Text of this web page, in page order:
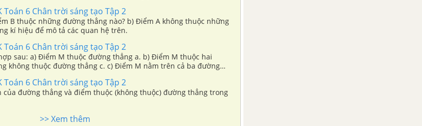
Toán 6 Chân trời sáng tạo Tập 2
B thuộc những đường thẳng nào? b) Điểm A không thuộc những
kí hiệu để mô tả các quan hệ trên.
Toán 6 Chân trời sáng tạo Tập 2
sau: a) Điểm M thuộc đường thẳng a. b) Điểm M thuộc hai
không thuộc đường thẳng c. c) Điểm M nằm trên cả ba đường
Toán 6 Chân trời sáng tạo Tập 2
của đường thẳng và điểm thuộc (không thuộc) đường thẳng trong
>> Xem thêm